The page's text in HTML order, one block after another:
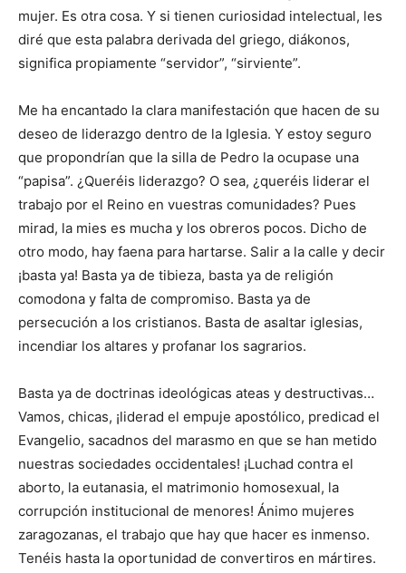
mujer. Es otra cosa. Y si tienen curiosidad intelectual, les
diré que esta palabra derivada del griego, diákonos,
significa propiamente “servidor”, “sirviente”.
Me ha encantado la clara manifestación que hacen de su
deseo de liderazgo dentro de la Iglesia. Y estoy seguro
que propondrían que la silla de Pedro la ocupase una
“papisa”. ¿Queréis liderazgo? O sea, ¿queréis liderar el
trabajo por el Reino en vuestras comunidades? Pues
mirad, la mies es mucha y los obreros pocos. Dicho de
otro modo, hay faena para hartarse. Salir a la calle y decir
¡basta ya! Basta ya de tibieza, basta ya de religión
comodona y falta de compromiso. Basta ya de
persecución a los cristianos. Basta de asaltar iglesias,
incendiar los altares y profanar los sagrarios.
Basta ya de doctrinas ideológicas ateas y destructivas…
Vamos, chicas, ¡liderad el empuje apostólico, predicad el
Evangelio, sacadnos del marasmo en que se han metido
nuestras sociedades occidentales! ¡Luchad contra el
aborto, la eutanasia, el matrimonio homosexual, la
corrupción institucional de menores! Ánimo mujeres
zaragozanas, el trabajo que hay que hacer es inmenso.
Tenéis hasta la oportunidad de convertiros en mártires.